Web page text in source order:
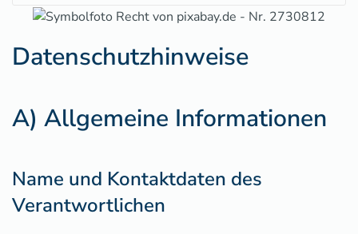
Datenschutzhinweise
A) Allgemeine Informationen
Name und Kontaktdaten des
Verantwortlichen